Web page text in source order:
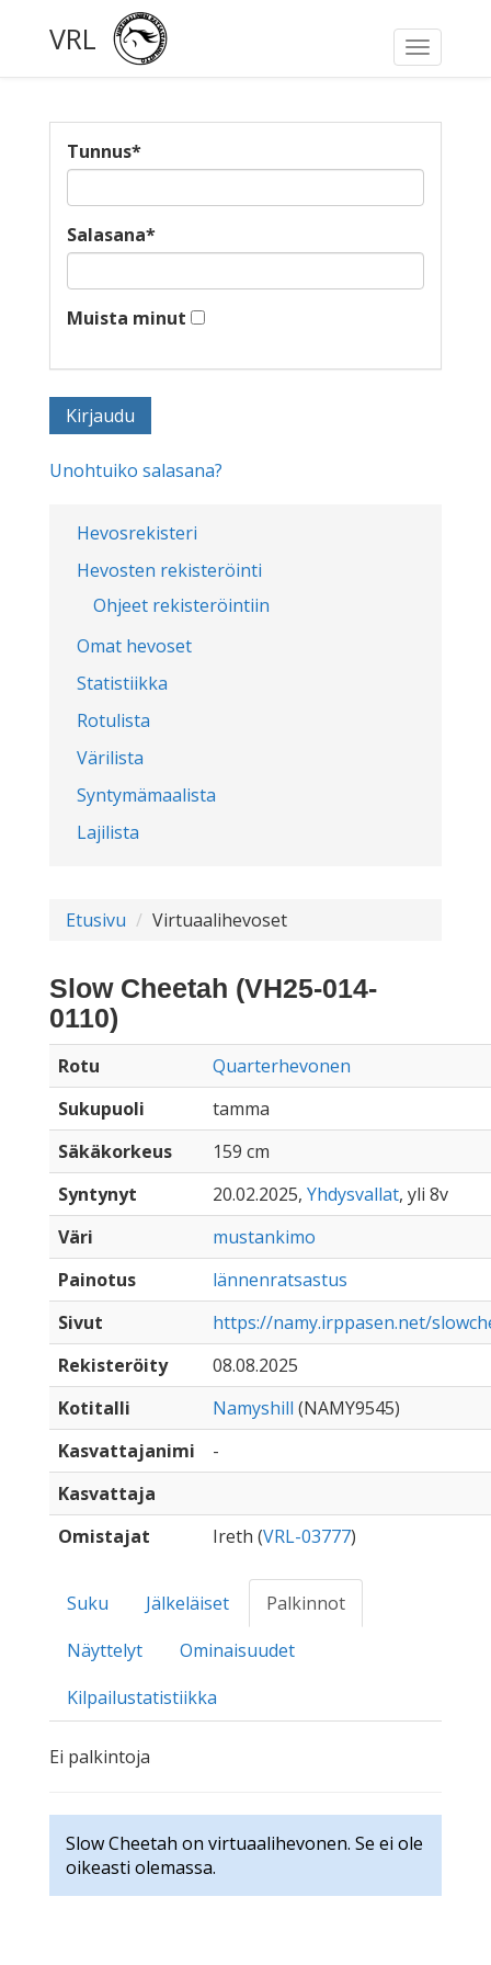
Toggle
VRL
Hevosrekisteri
Hevosten rekisteröinti
Ohjeet rekisteröintiin
Omat hevoset
Statistiikka
Rotulista
Värilista
Syntymämaalista
Lajilista
Tunnus*
Salasana*
Muista minut
Unohtuiko salasana?
Etusivu Virtuaalihevoset
Slow Cheetah (VH25-014-
0110)
Rotu
Quarterhevonen
Sukupuoli
tamma
Säkäkorkeus
159 cm
Syntynyt
20.02.2025, Yhdysvallat, yli 8v
Väri
mustankimo
Painotus
lännenratsastus
Sivut
https://namy.irppasen.net/
Rekisteröity
08.08.2025
Kotitalli
Namyshill (NAMY9545)
Kasvattajanimi
-
Kasvattaja
Omistajat
Ireth (VRL-03777)
Suku Jälkeläiset
Palkinnot
Näyttelyt
Ominaisuudet
Kilpailustatistiikka
Ei palkintoja
Slow Cheetah on virtuaalihevonen. Se ei ole
oikeasti olemassa.